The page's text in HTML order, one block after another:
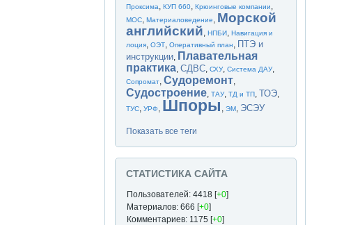
Проксима, КУП 660, Крюинговые компании,
МОС, Материаловедение, Морской
английский, НПБИ, Навигация и
лоция, ОЭТ, Оперативный план, ПТЭ и
инструкции, Плавательная
практика, СДВС, СХУ, Система ДАУ,
Сопромат, Судоремонт,
Судостроение, ТАУ, ТД и ТП, ТОЭ,
ТУС, УРФ, Шпоры , ЭМ, ЭСЭУ
Показать все теги
СТАТИСТИКА САЙТА
Пользователей: 4418 [+0]
Материалов: 666 [+0]
Комментариев: 1175 [+0]